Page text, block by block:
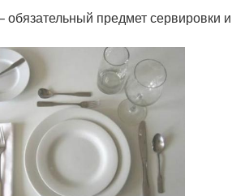
обязательный предмет сервировки и